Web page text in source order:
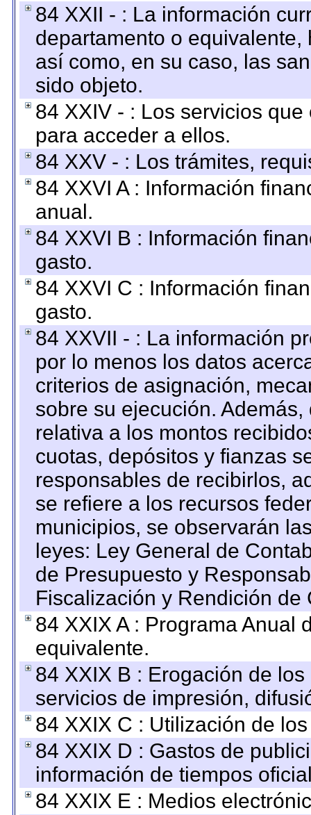
84 XXII - : La información
departamento o
así como, en su caso, las
sido objeto.
84 XXIV - : Los servicios
para acceder a ellos.
84 XXV - : Los trámites,
84 XXVI A : Información
anual.
84 XXVI B : Información
gasto.
84 XXVI C : Información
gasto.
84 XXVII - : La información
por lo menos los datos
criterios de asignación,
sobre su ejecución.
relativa a los montos
cuotas, depósitos y fianzas
responsables de recibirlos,
se refiere a los recursos
municipios, se observarán
leyes: Ley General de
de Presupuesto y
Fiscalización y Rendición
84 XXIX A : Programa Anual
equivalente.
84 XXIX B : Erogación de
servicios de impresión,
84 XXIX C : Utilización de
84 XXIX D : Gastos de
información de tiempos
84 XXIX E : Medios